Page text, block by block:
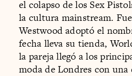
el colapso de los Sex
la cultura mainstream.
Westwood adoptó el
fecha lleva su tienda,
la pareja llegó a los
moda de Londres con una